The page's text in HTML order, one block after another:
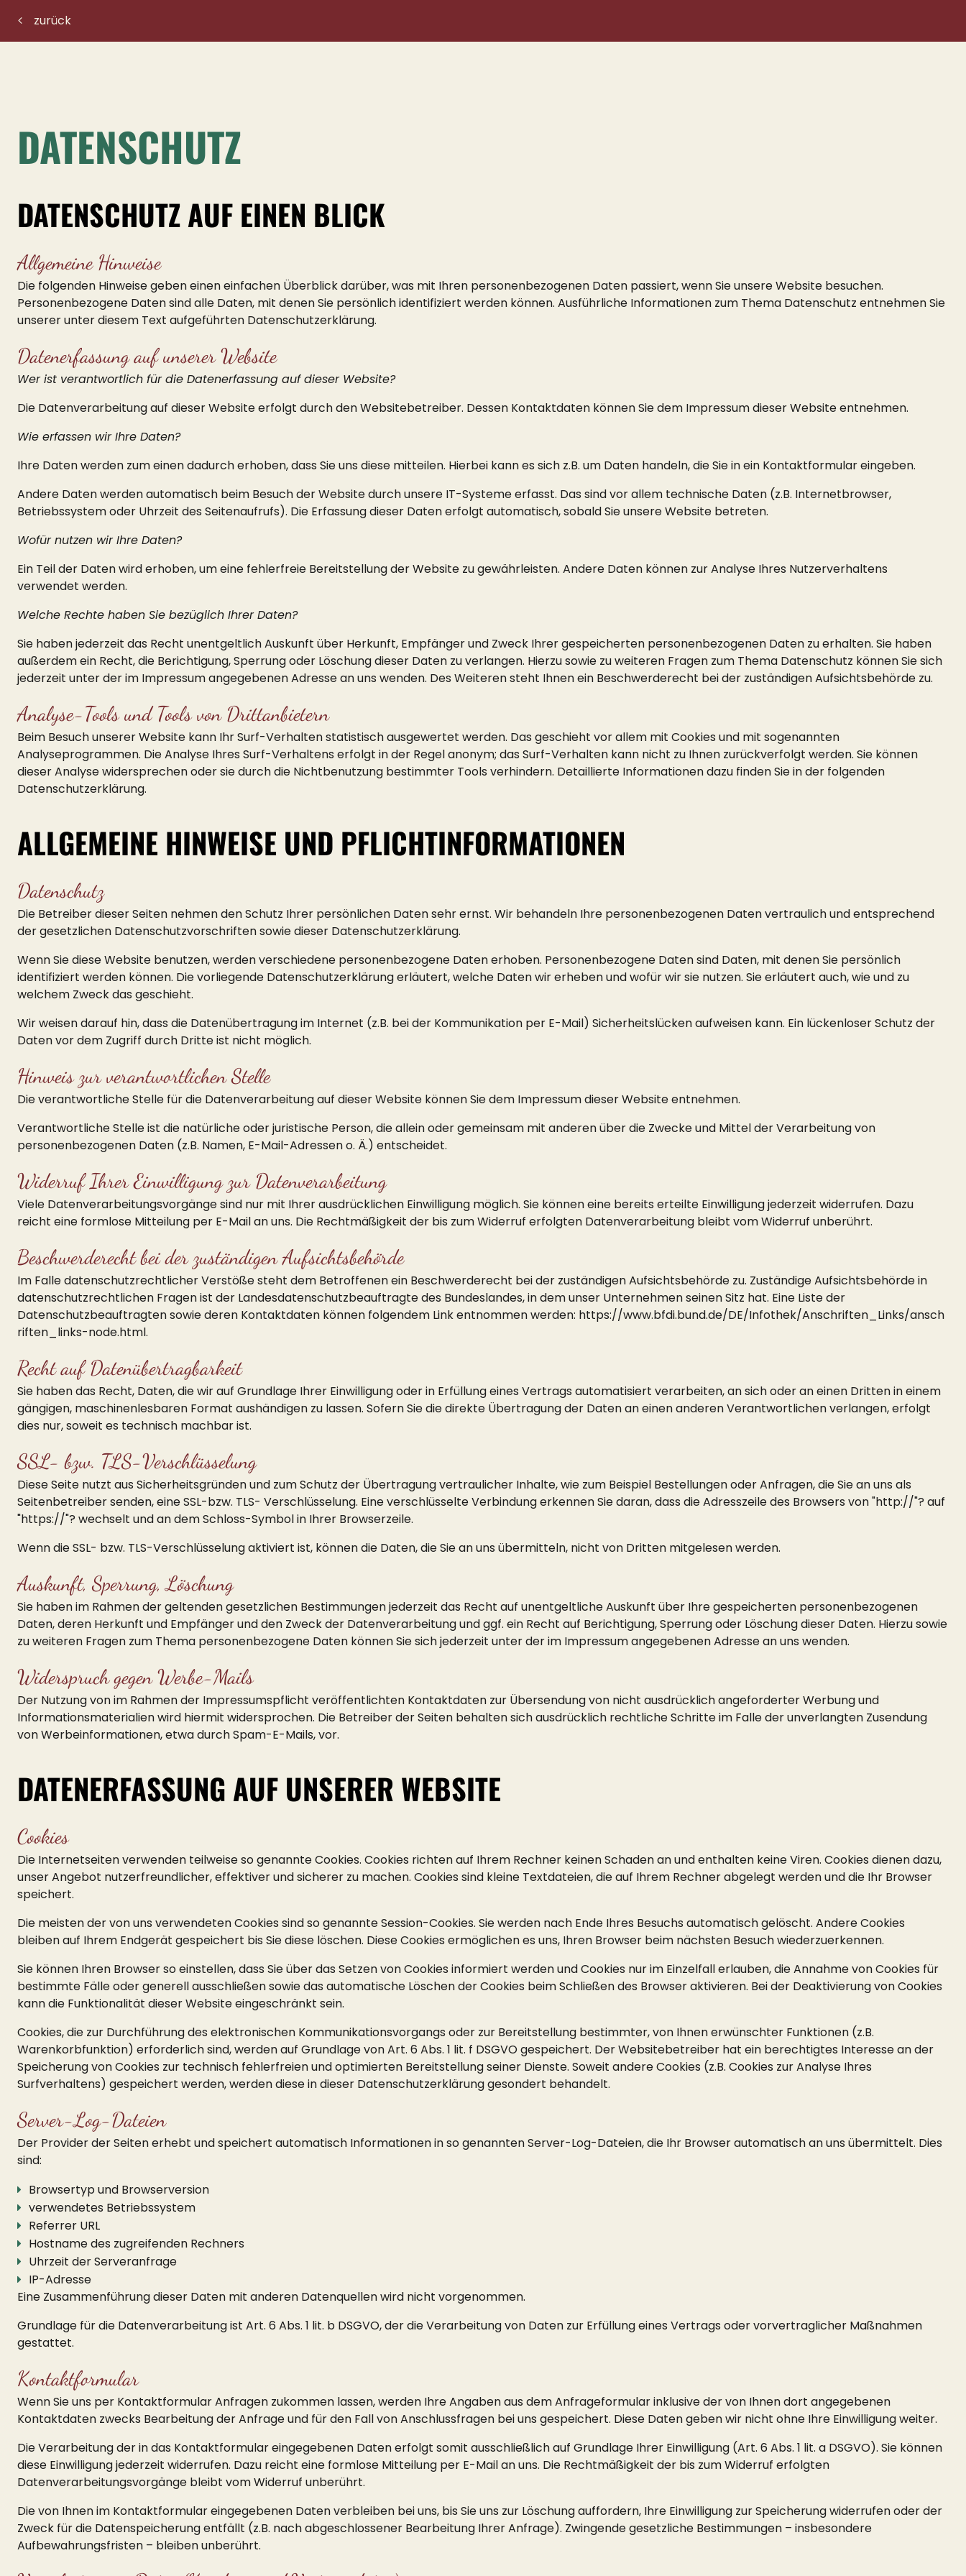
zurück
DATENSCHUTZ
DATENSCHUTZ AUF EINEN BLICK
Allgemeine Hinweise
Die folgenden Hinweise geben einen einfachen Überblick darüber, was mit Ihren personenbezogenen Daten passiert, wenn Sie unsere Website besuchen.
Personenbezogene Daten sind alle Daten, mit denen Sie persönlich identifiziert werden können. Ausführliche Informationen zum Thema Datenschutz entnehmen Sie
unserer unter diesem Text aufgeführten Datenschutzerklärung.
Datenerfassung auf unserer Website
Wer ist verantwortlich für die Datenerfassung auf dieser Website?
Die Datenverarbeitung auf dieser Website erfolgt durch den Websitebetreiber. Dessen Kontaktdaten können Sie dem Impressum dieser Website entnehmen.
Wie erfassen wir Ihre Daten?
Ihre Daten werden zum einen dadurch erhoben, dass Sie uns diese mitteilen. Hierbei kann es sich z.B. um Daten handeln, die Sie in ein Kontaktformular eingeben.
Andere Daten werden automatisch beim Besuch der Website durch unsere IT-Systeme erfasst. Das sind vor allem technische Daten (z.B. Internetbrowser,
Betriebssystem oder Uhrzeit des Seitenaufrufs). Die Erfassung dieser Daten erfolgt automatisch, sobald Sie unsere Website betreten.
Wofür nutzen wir Ihre Daten?
Ein Teil der Daten wird erhoben, um eine fehlerfreie Bereitstellung der Website zu gewährleisten. Andere Daten können zur Analyse Ihres Nutzerverhaltens
verwendet werden.
Welche Rechte haben Sie bezüglich Ihrer Daten?
Sie haben jederzeit das Recht unentgeltlich Auskunft über Herkunft, Empfänger und Zweck Ihrer gespeicherten personenbezogenen Daten zu erhalten. Sie haben
außerdem ein Recht, die Berichtigung, Sperrung oder Löschung dieser Daten zu verlangen. Hierzu sowie zu weiteren Fragen zum Thema Datenschutz können Sie sich
jederzeit unter der im Impressum angegebenen Adresse an uns wenden. Des Weiteren steht Ihnen ein Beschwerderecht bei der zuständigen Aufsichtsbehörde zu.
Analyse-Tools und Tools von Drittanbietern
Beim Besuch unserer Website kann Ihr Surf-Verhalten statistisch ausgewertet werden. Das geschieht vor allem mit Cookies und mit sogenannten
Analyseprogrammen. Die Analyse Ihres Surf-Verhaltens erfolgt in der Regel anonym; das Surf-Verhalten kann nicht zu Ihnen zurückverfolgt werden. Sie können
dieser Analyse widersprechen oder sie durch die Nichtbenutzung bestimmter Tools verhindern. Detaillierte Informationen dazu finden Sie in der folgenden
Datenschutzerklärung.
ALLGEMEINE HINWEISE UND PFLICHTINFORMATIONEN
Datenschutz
Die Betreiber dieser Seiten nehmen den Schutz Ihrer persönlichen Daten sehr ernst. Wir behandeln Ihre personenbezogenen Daten vertraulich und entsprechend
der gesetzlichen Datenschutzvorschriften sowie dieser Datenschutzerklärung.
Wenn Sie diese Website benutzen, werden verschiedene personenbezogene Daten erhoben. Personenbezogene Daten sind Daten, mit denen Sie persönlich
identifiziert werden können. Die vorliegende Datenschutzerklärung erläutert, welche Daten wir erheben und wofür wir sie nutzen. Sie erläutert auch, wie und zu
welchem Zweck das geschieht.
Wir weisen darauf hin, dass die Datenübertragung im Internet (z.B. bei der Kommunikation per E-Mail) Sicherheitslücken aufweisen kann. Ein lückenloser Schutz der
Daten vor dem Zugriff durch Dritte ist nicht möglich.
Hinweis zur verantwortlichen Stelle
Die verantwortliche Stelle für die Datenverarbeitung auf dieser Website können Sie dem Impressum dieser Website entnehmen.
Verantwortliche Stelle ist die natürliche oder juristische Person, die allein oder gemeinsam mit anderen über die Zwecke und Mittel der Verarbeitung von
personenbezogenen Daten (z.B. Namen, E-Mail-Adressen o. Ä.) entscheidet.
Widerruf Ihrer Einwilligung zur Datenverarbeitung
Viele Datenverarbeitungsvorgänge sind nur mit Ihrer ausdrücklichen Einwilligung möglich. Sie können eine bereits erteilte Einwilligung jederzeit widerrufen. Dazu
reicht eine formlose Mitteilung per E-Mail an uns. Die Rechtmäßigkeit der bis zum Widerruf erfolgten Datenverarbeitung bleibt vom Widerruf unberührt.
Beschwerderecht bei der zuständigen Aufsichtsbehörde
Im Falle datenschutzrechtlicher Verstöße steht dem Betroffenen ein Beschwerderecht bei der zuständigen Aufsichtsbehörde zu. Zuständige Aufsichtsbehörde in
datenschutzrechtlichen Fragen ist der Landesdatenschutzbeauftragte des Bundeslandes, in dem unser Unternehmen seinen Sitz hat. Eine Liste der
Datenschutzbeauftragten sowie deren Kontaktdaten können folgendem Link entnommen werden: https://www.bfdi.bund.de/DE/Infothek/Anschriften_Links/ansch
riften_links-node.html.
Recht auf Datenübertragbarkeit
Sie haben das Recht, Daten, die wir auf Grundlage Ihrer Einwilligung oder in Erfüllung eines Vertrags automatisiert verarbeiten, an sich oder an einen Dritten in einem
gängigen, maschinenlesbaren Format aushändigen zu lassen. Sofern Sie die direkte Übertragung der Daten an einen anderen Verantwortlichen verlangen, erfolgt
dies nur, soweit es technisch machbar ist.
SSL- bzw. TLS-Verschlüsselung
Diese Seite nutzt aus Sicherheitsgründen und zum Schutz der Übertragung vertraulicher Inhalte, wie zum Beispiel Bestellungen oder Anfragen, die Sie an uns als
Seitenbetreiber senden, eine SSL-bzw. TLS- Verschlüsselung. Eine verschlüsselte Verbindung erkennen Sie daran, dass die Adresszeile des Browsers von "http://"? auf
"https://"? wechselt und an dem Schloss-Symbol in Ihrer Browserzeile.
Wenn die SSL- bzw. TLS-Verschlüsselung aktiviert ist, können die Daten, die Sie an uns übermitteln, nicht von Dritten mitgelesen werden.
Auskunft, Sperrung, Löschung
Sie haben im Rahmen der geltenden gesetzlichen Bestimmungen jederzeit das Recht auf unentgeltliche Auskunft über Ihre gespeicherten personenbezogenen
Daten, deren Herkunft und Empfänger und den Zweck der Datenverarbeitung und ggf. ein Recht auf Berichtigung, Sperrung oder Löschung dieser Daten. Hierzu sowie
zu weiteren Fragen zum Thema personenbezogene Daten können Sie sich jederzeit unter der im Impressum angegebenen Adresse an uns wenden.
Widerspruch gegen Werbe-Mails
Der Nutzung von im Rahmen der Impressumspflicht veröffentlichten Kontaktdaten zur Übersendung von nicht ausdrücklich angeforderter Werbung und
Informationsmaterialien wird hiermit widersprochen. Die Betreiber der Seiten behalten sich ausdrücklich rechtliche Schritte im Falle der unverlangten Zusendung
von Werbeinformationen, etwa durch Spam-E-Mails, vor.
DATENERFASSUNG AUF UNSERER WEBSITE
Cookies
Die Internetseiten verwenden teilweise so genannte Cookies. Cookies richten auf Ihrem Rechner keinen Schaden an und enthalten keine Viren. Cookies dienen dazu,
unser Angebot nutzerfreundlicher, effektiver und sicherer zu machen. Cookies sind kleine Textdateien, die auf Ihrem Rechner abgelegt werden und die Ihr Browser
speichert.
Die meisten der von uns verwendeten Cookies sind so genannte Session-Cookies. Sie werden nach Ende Ihres Besuchs automatisch gelöscht. Andere Cookies
bleiben auf Ihrem Endgerät gespeichert bis Sie diese löschen. Diese Cookies ermöglichen es uns, Ihren Browser beim nächsten Besuch wiederzuerkennen.
Sie können Ihren Browser so einstellen, dass Sie über das Setzen von Cookies informiert werden und Cookies nur im Einzelfall erlauben, die Annahme von Cookies für
bestimmte Fälle oder generell ausschließen sowie das automatische Löschen der Cookies beim Schließen des Browser aktivieren. Bei der Deaktivierung von Cookies
kann die Funktionalität dieser Website eingeschränkt sein.
Cookies, die zur Durchführung des elektronischen Kommunikationsvorgangs oder zur Bereitstellung bestimmter, von Ihnen erwünschter Funktionen (z.B.
Warenkorbfunktion) erforderlich sind, werden auf Grundlage von Art. 6 Abs. 1 lit. f DSGVO gespeichert. Der Websitebetreiber hat ein berechtigtes Interesse an der
Speicherung von Cookies zur technisch fehlerfreien und optimierten Bereitstellung seiner Dienste. Soweit andere Cookies (z.B. Cookies zur Analyse Ihres
Surfverhaltens) gespeichert werden, werden diese in dieser Datenschutzerklärung gesondert behandelt.
Server-Log-Dateien
Der Provider der Seiten erhebt und speichert automatisch Informationen in so genannten Server-Log-Dateien, die Ihr Browser automatisch an uns übermittelt. Dies
sind:
Browsertyp und Browserversion
verwendetes Betriebssystem
Referrer URL
Hostname des zugreifenden Rechners
Uhrzeit der Serveranfrage
IP-Adresse
Eine Zusammenführung dieser Daten mit anderen Datenquellen wird nicht vorgenommen.
Grundlage für die Datenverarbeitung ist Art. 6 Abs. 1 lit. b DSGVO, der die Verarbeitung von Daten zur Erfüllung eines Vertrags oder vorvertraglicher Maßnahmen
gestattet.
Kontaktformular
Wenn Sie uns per Kontaktformular Anfragen zukommen lassen, werden Ihre Angaben aus dem Anfrageformular inklusive der von Ihnen dort angegebenen
Kontaktdaten zwecks Bearbeitung der Anfrage und für den Fall von Anschlussfragen bei uns gespeichert. Diese Daten geben wir nicht ohne Ihre Einwilligung weiter.
Die Verarbeitung der in das Kontaktformular eingegebenen Daten erfolgt somit ausschließlich auf Grundlage Ihrer Einwilligung (Art. 6 Abs. 1 lit. a DSGVO). Sie können
diese Einwilligung jederzeit widerrufen. Dazu reicht eine formlose Mitteilung per E-Mail an uns. Die Rechtmäßigkeit der bis zum Widerruf erfolgten
Datenverarbeitungsvorgänge bleibt vom Widerruf unberührt.
Die von Ihnen im Kontaktformular eingegebenen Daten verbleiben bei uns, bis Sie uns zur Löschung auffordern, Ihre Einwilligung zur Speicherung widerrufen oder der
Zweck für die Datenspeicherung entfällt (z.B. nach abgeschlossener Bearbeitung Ihrer Anfrage). Zwingende gesetzliche Bestimmungen – insbesondere
Aufbewahrungsfristen – bleiben unberührt.